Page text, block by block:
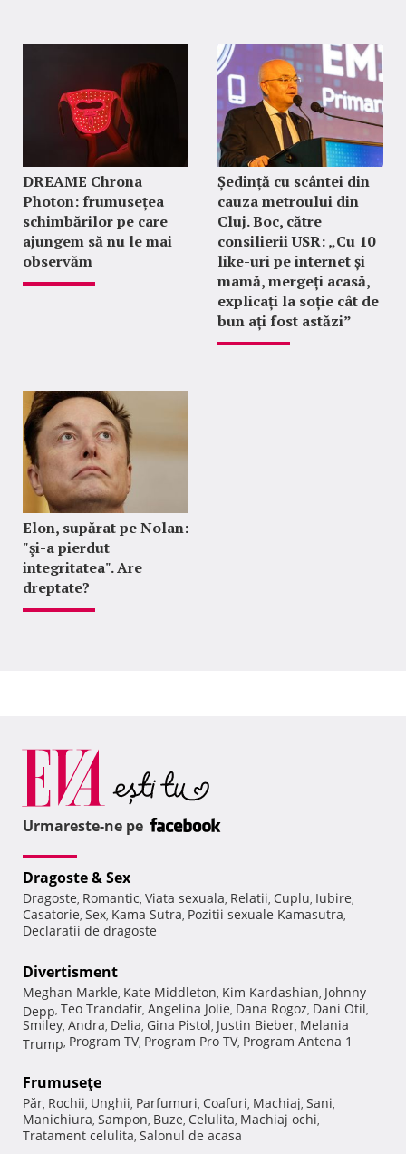
DREAME Chrona
Photon: frumusețea
schimbărilor pe care
ajungem să nu le mai
observăm
Ședință cu scântei din
cauza metroului din
Cluj. Boc, către
consilierii USR: „Cu 10
like-uri pe internet și
mamă, mergeți acasă,
explicați la soție cât de
bun ați fost astăzi”
Elon, supărat pe Nolan:
"şi-a pierdut
integritatea". Are
dreptate?
Urmareste-ne pe
Dragoste & Sex
Dragoste, Romantic, Viata sexuala, Relatii, Cuplu, Iubire,
Casatorie, Sex, Kama Sutra, Pozitii sexuale Kamasutra,
Declaratii de dragoste
Divertisment
Meghan Markle, Kate Middleton, Kim Kardashian, Johnny
Depp, Teo Trandafir, Angelina Jolie, Dana Rogoz, Dani Otil,
Smiley, Andra, Delia, Gina Pistol, Justin Bieber, Melania
Trump, Program TV, Program Pro TV, Program Antena 1
Frumuseţe
Păr, Rochii, Unghii, Parfumuri, Coafuri, Machiaj, Sani,
Manichiura, Sampon, Buze, Celulita, Machiaj ochi,
Tratament celulita, Salonul de acasa